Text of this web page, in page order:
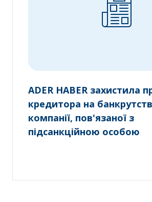
ADER HABER захистила
кредитора на
компанії, пов'язаної з
підсанкційною особою